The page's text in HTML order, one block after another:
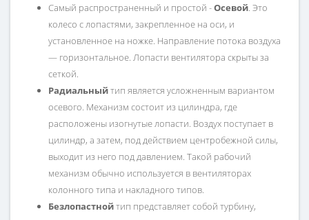
Самый распространенный и простой -Осевой. Это
колесо с лопастями, закрепленное на оси, и
установленное на ножке. Направление потока воздуха
— горизонтальное. Лопасти вентилятора скрыты за
сеткой.
Радиальныйтип является усложненным вариантом
осевого. Механизм состоит из цилиндра, где
расположены изогнутые лопасти. Воздух поступает в
цилиндр, а затем, под действием центробежной силы,
выходит из него под давлением. Такой рабочий
механизм обычно используется в вентиляторах
колонного типа и накладного типов.
Безлопастнойтип представляет собой турбину,